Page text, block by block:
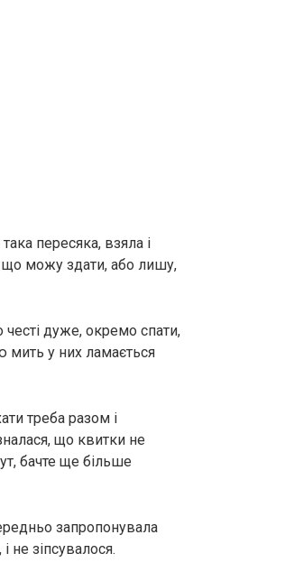
пересяка, взяла і
що можу здати, або лишу,
честі дуже, окремо спати,
мить у них ламається
треба разом і
що квитки не
бачте ще більше
запропонувала
не зіпсувалося.